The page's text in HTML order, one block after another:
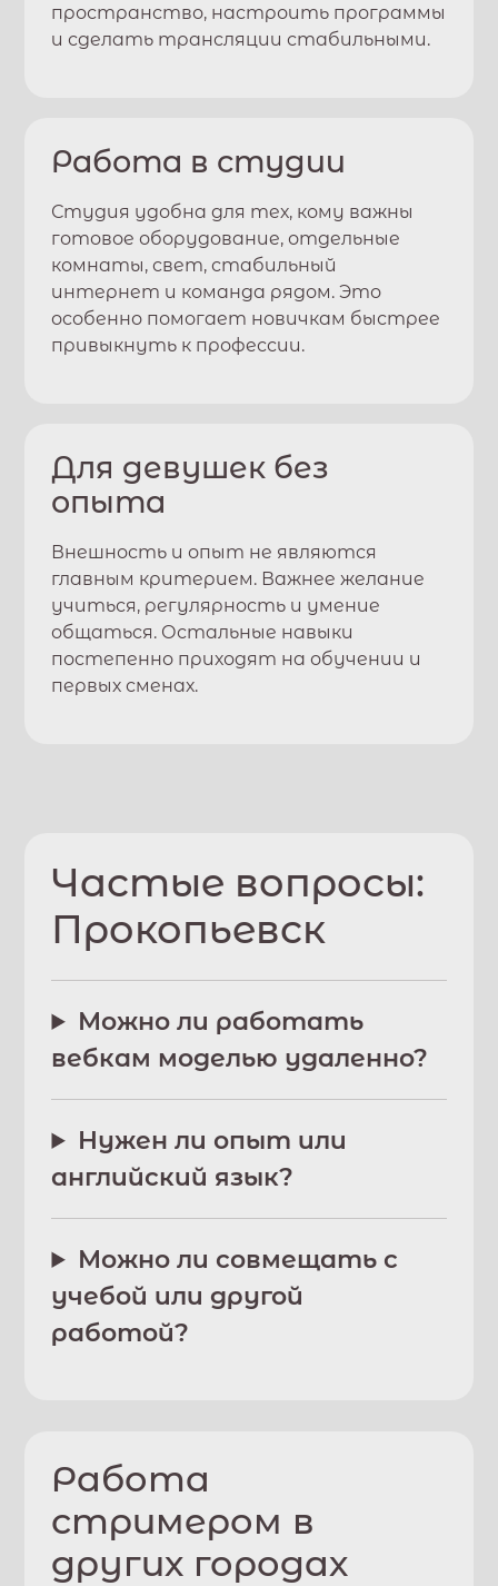
пространство, настроить программы
и сделать трансляции стабильными.
Работа в студии
Студия удобна для тех, кому важны
готовое оборудование, отдельные
комнаты, свет, стабильный
интернет и команда рядом. Это
особенно помогает новичкам быстрее
привыкнуть к профессии.
Для девушек без
опыта
Внешность и опыт не являются
главным критерием. Важнее желание
учиться, регулярность и умение
общаться. Остальные навыки
постепенно приходят на обучении и
первых сменах.
Частые вопросы:
Прокопьевск
Можно ли работать
вебкам моделью удаленно?
Нужен ли опыт или
английский язык?
Можно ли совмещать с
учебой или другой
работой?
Работа
стримером в
других городах